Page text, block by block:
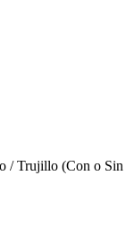
/ Trujillo (Con o Sin